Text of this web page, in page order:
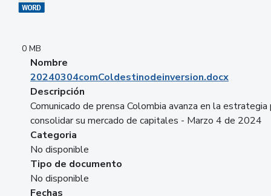
0 MB
Nombre
20240304comColdestinodeinversion.docx
Descripción
Comunicado de prensa Colombia avanza en la estrategia
consolidar su mercado de capitales - Marzo 4 de 2024
Categoria
No disponible
Tipo de documento
No disponible
Fechas